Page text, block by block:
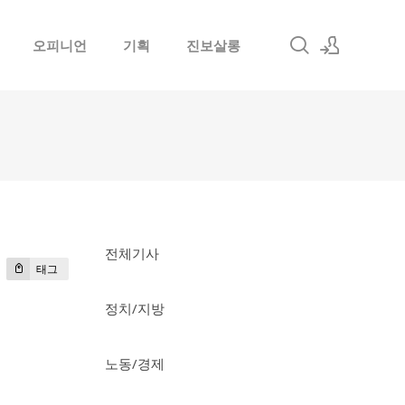
오피니언 기획 진보살롱
전체기사
정치/지방
노동/경제
태그